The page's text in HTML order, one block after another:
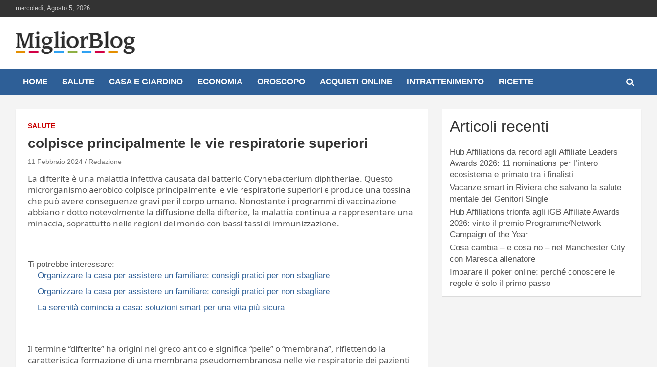
to
mercoledì, Agosto 5, 2026
MigliorBlog.it
HOME SALUTE CASA E GIARDINO ECONOMIA OROSCOPO ACQUISTI ONLINE INTRATTENIMENTO RICETTE
SALUTE
colpisce principalmente le vie respiratorie superiori
11 Febbraio 2024 Redazione
La difterite è una malattia infettiva causata dal batterio Corynebacterium diphtheriae. Questo
microrganismo aerobico colpisce principalmente le vie respiratorie superiori e produce una tossina
che può avere conseguenze gravi per il corpo umano. Nonostante i programmi di vaccinazione
abbiano ridotto notevolmente la diffusione della difterite, la malattia continua a rappresentare una
minaccia, soprattutto nelle regioni del mondo con bassi tassi di immunizzazione.
Ti potrebbe interessare:
Organizzare la casa per assistere un familiare: consigli pratici per non sbagliare
Organizzare la casa per assistere un familiare: consigli pratici per non sbagliare
La serenità comincia a casa: soluzioni smart per una vita più sicura
Il termine “difterite” ha origini nel greco antico e significa “pelle” o “membrana”, riflettendo la
caratteristica formazione di una membrana pseudomembranosa nelle vie respiratorie dei pazienti
Articoli recenti
Hub Affiliations da record agli Affiliate Leaders
Awards 2026: 11 nominations per l’intero
ecosistema e primato tra i finalisti
Vacanze smart in Riviera che salvano la salute
mentale dei Genitori Single
Hub Affiliations trionfa agli iGB Affiliate Awards
2026: vinto il premio Programme/Network
Campaign of the Year
Cosa cambia – e cosa no – nel Manchester City
con Maresca allenatore
Imparare il poker online: perché conoscere le
regole è solo il primo passo